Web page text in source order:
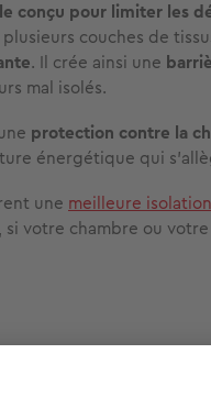
conçu pour limiter les
plusieurs couches de
. Il crée ainsi une
mal isolés.
protection contre la
énergétique qui
une meilleure
si votre chambre ou
est le plus courant. Pour